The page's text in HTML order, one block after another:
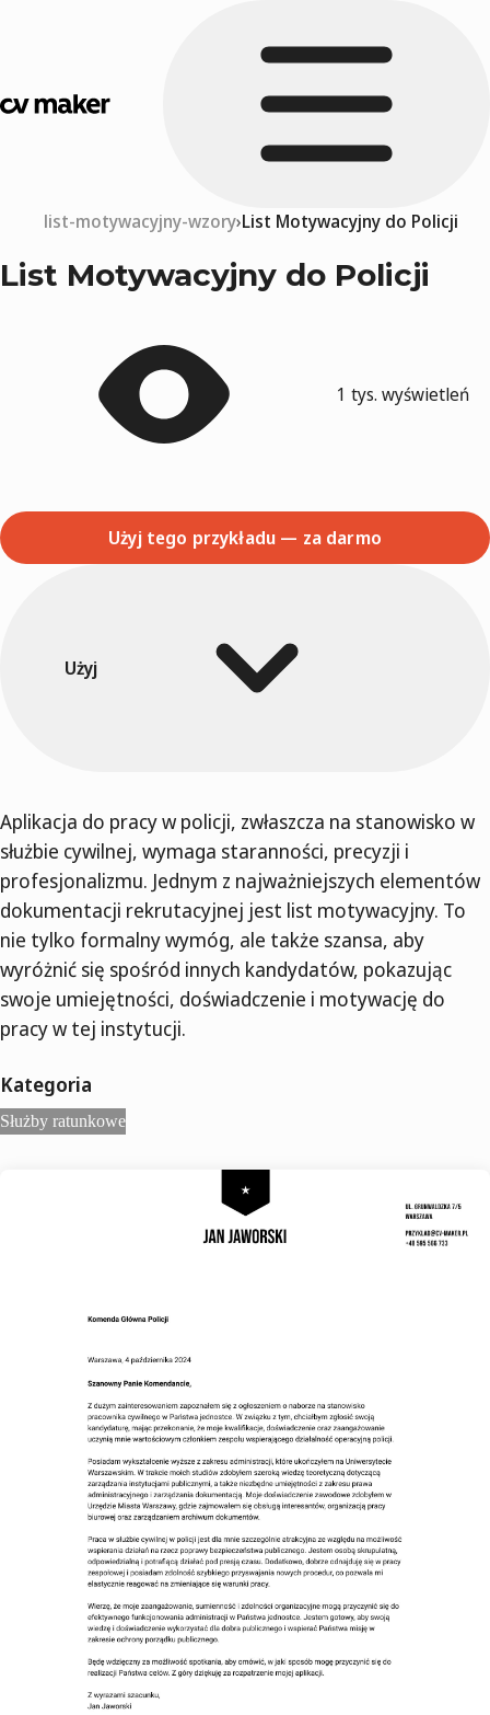
list-motywacyjny-wzory List Motywacyjny do Policji
List Motywacyjny do Policji
1 tys. wyświetleń
Użyj tego przykładu — za darmo
Użyj
Aplikacja do pracy w policji, zwłaszcza na stanowisko w
służbie cywilnej, wymaga staranności, precyzji i
profesjonalizmu. Jednym z najważniejszych elementów
dokumentacji rekrutacyjnej jest list motywacyjny. To
nie tylko formalny wymóg, ale także szansa, aby
wyróżnić się spośród innych kandydatów, pokazując
swoje umiejętności, doświadczenie i motywację do
pracy w tej instytucji.
Kategoria
Służby ratunkowe